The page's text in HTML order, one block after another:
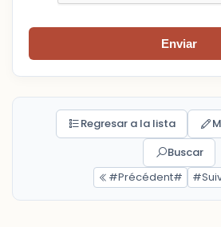
Enviar
Regresar a la lista
Buscar
#Précédent#